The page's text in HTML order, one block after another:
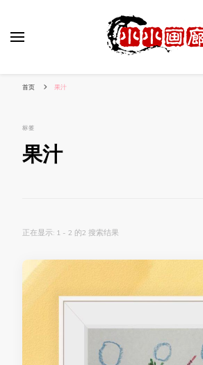
首页 果汁
标签
果汁
正在显示: 1 - 2 的2 搜索结果